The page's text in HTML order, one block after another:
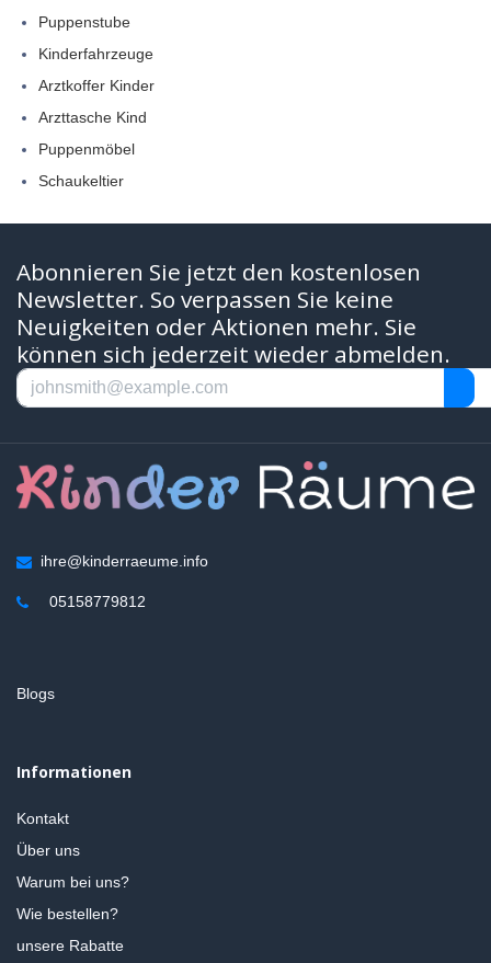
Puppenstube
Kinderfahrzeuge
Arztkoffer Kinder
Arzttasche Kind
Puppenmöbel
Schaukeltier
Abonnieren Sie jetzt den kostenlosen
Newsletter. So verpassen Sie keine
Neuigkeiten oder Aktionen mehr. Sie
können sich jederzeit wieder abmelden.
ihre@kinderraeume.info
05158779812
Blogs
Informationen
Kontakt
Über uns
Warum bei uns?
Wie bestellen?
unsere Rabatte